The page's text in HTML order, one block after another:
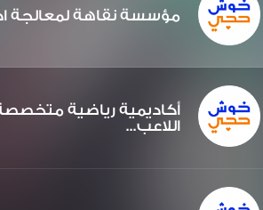
مؤسسة نقاهة لمعالجة
أكاديمية رياضية
اللاعب...